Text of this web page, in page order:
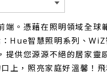
。憑藉在照明領域全球
Hue智慧照明系列、
供您源源不絕的居家靈
上，照亮家庭好溫馨！